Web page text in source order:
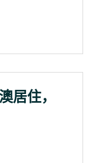
居住，